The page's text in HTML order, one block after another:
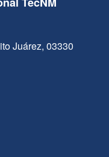
Juárez, 03330